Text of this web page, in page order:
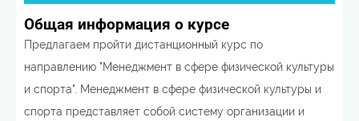
Общая информация о курсе
Предлагаем пройти дистанционный курс по
направлению "Менеджмент в сфере физической культуры
и спорта". Менеджмент в сфере физической культуры и
спорта представляет собой систему организации и